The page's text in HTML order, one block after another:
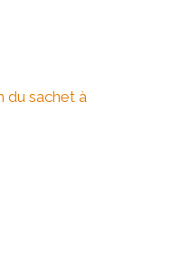
du sachet à